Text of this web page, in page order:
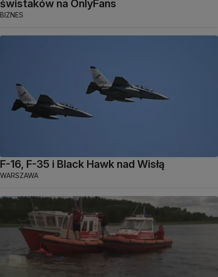
świstaków na OnlyFans
BIZNES
F-16, F-35 i Black Hawk nad Wisłą
WARSZAWA